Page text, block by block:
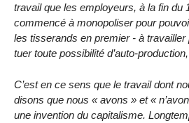
travail que les employeurs, à la fin du
commencé à monopoliser pour
les tisserands en premier - à travailler
tuer toute possibilité d’auto-
C’est en ce sens que le travail dont
disons que nous « avons » et «
une invention du capitalisme.